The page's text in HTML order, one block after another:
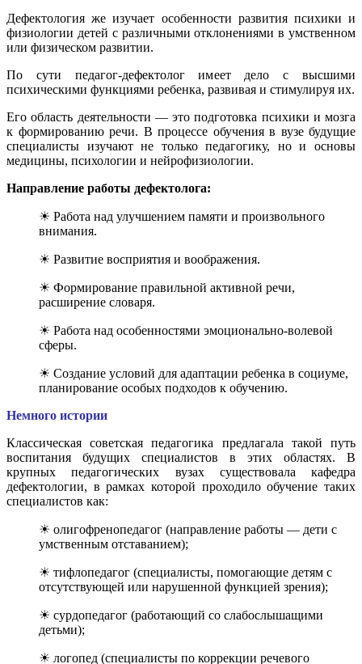
Дефектология же изучает особенности развития психики и
физиологии детей с различными отклонениями в умственном
или физическом развитии.
По сути педагог-дефектолог имеет дело с высшими
психическими функциями ребенка, развивая и стимулируя их.
Его область деятельности — это подготовка психики и мозга
к формированию речи. В процессе обучения в вузе будущие
специалисты изучают не только педагогику, но и основы
медицины, психологии и нейрофизиологии.
Направление работы дефектолога:
☀ Работа над улучшением памяти и произвольного
внимания.
☀ Развитие восприятия и воображения.
☀ Формирование правильной активной речи,
расширение словаря.
☀ Работа над особенностями эмоционально-волевой
сферы.
☀ Создание условий для адаптации ребенка в социуме,
планирование особых подходов к обучению.
Немного истории
Классическая советская педагогика предлагала такой путь
воспитания будущих специалистов в этих областях. В
крупных педагогических вузах существовала кафедра
дефектологии, в рамках которой проходило обучение таких
специалистов как:
☀ олигофренопедагог (направление работы — дети с
умственным отставанием);
☀ тифлопедагог (специалисты, помогающие детям с
отсутствующей или нарушенной функцией зрения);
☀ сурдопедагог (работающий со слабослышащими
детьми);
☀ логопед (специалисты по коррекции речевого